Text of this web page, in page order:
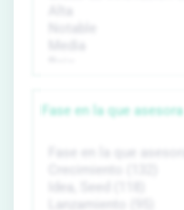
Fase en la que asesora